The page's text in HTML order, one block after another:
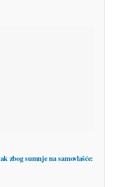
zbog sumnje na samovlašće: